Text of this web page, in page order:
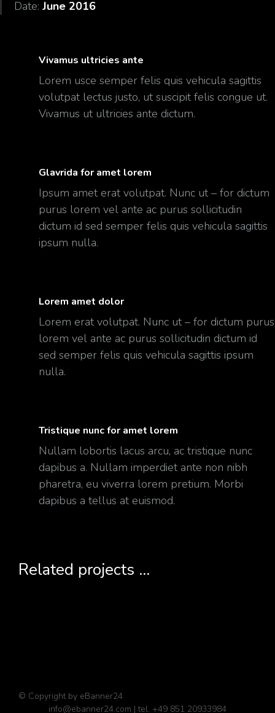
Date: June 2016
Vivamus ultricies ante
Lorem usce semper felis quis vehicula sagittis
volutpat lectus justo, ut suscipit felis congue ut.
Vivamus ut ultricies ante dictum.
Glavrida for amet lorem
Ipsum amet erat volutpat. Nunc ut – for dictum
purus lorem vel ante ac purus sollicitudin
dictum id sed semper felis quis vehicula sagittis
ipsum nulla.
Lorem amet dolor
Lorem erat volutpat. Nunc ut – for dictum purus
lorem vel ante ac purus sollicitudin dictum id
sed semper felis quis vehicula sagittis ipsum
nulla.
Tristique nunc for amet lorem
Nullam lobortis lacus arcu, ac tristique nunc
dapibus a. Nullam imperdiet ante non nibh
pharetra, eu viverra lorem pretium. Morbi
dapibus a tellus at euismod.
Related projects ...
© Copyright by eBanner24
info@ebanner24.com | tel. +49 851 20933984